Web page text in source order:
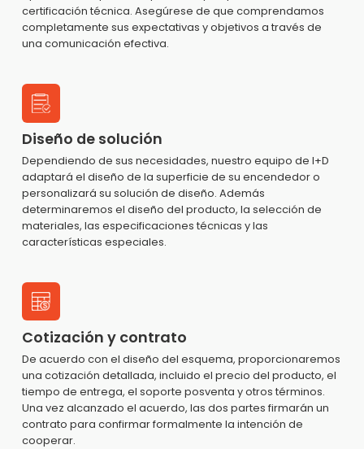
certificación técnica. Asegúrese de que comprendamos
completamente sus expectativas y objetivos a través de
una comunicación efectiva.
Diseño de solución
Dependiendo de sus necesidades, nuestro equipo de I+D
adaptará el diseño de la superficie de su encendedor o
personalizará su solución de diseño. Además
determinaremos el diseño del producto, la selección de
materiales, las especificaciones técnicas y las
características especiales.
Cotización y contrato
De acuerdo con el diseño del esquema, proporcionaremos
una cotización detallada, incluido el precio del producto, el
tiempo de entrega, el soporte posventa y otros términos.
Una vez alcanzado el acuerdo, las dos partes firmarán un
contrato para confirmar formalmente la intención de
cooperar.